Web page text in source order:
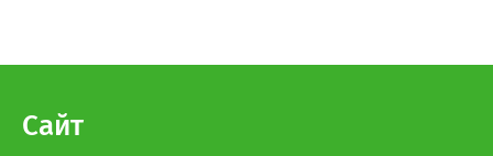
подпиской о невыезде. Напомним, за отлов одной особи
виде лишения свободы на срок до 4 лет со штрафом в размере
Сайт